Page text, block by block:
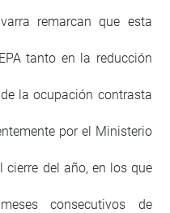
remarcan que esta
tanto en la reducción
la ocupación contrasta
por el Ministerio
cierre del año, en los que
consecutivos de